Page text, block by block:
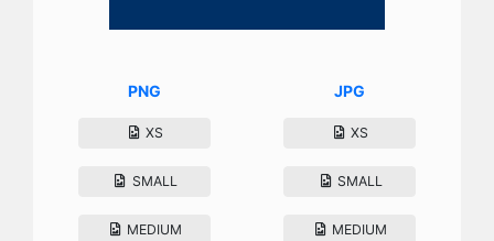
PNG
XS
SMALL
MEDIUM
JPG
XS
SMALL
MEDIUM